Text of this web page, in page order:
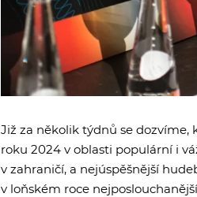
Již za několik týdnů se
roku 2024 v oblasti populární i
v zahraničí, a nejúspěšnější
v loňském roce